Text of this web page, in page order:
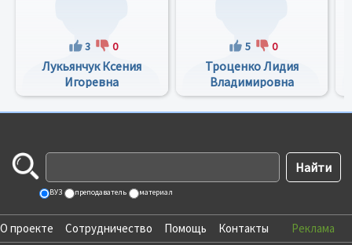
3 0
Лукьянчук Ксения
Игоревна
5 0
Троценко Лидия
Владимировна
ВУЗ преподаватель материал
О проекте Сотрудничество Помощь Контакты Реклама